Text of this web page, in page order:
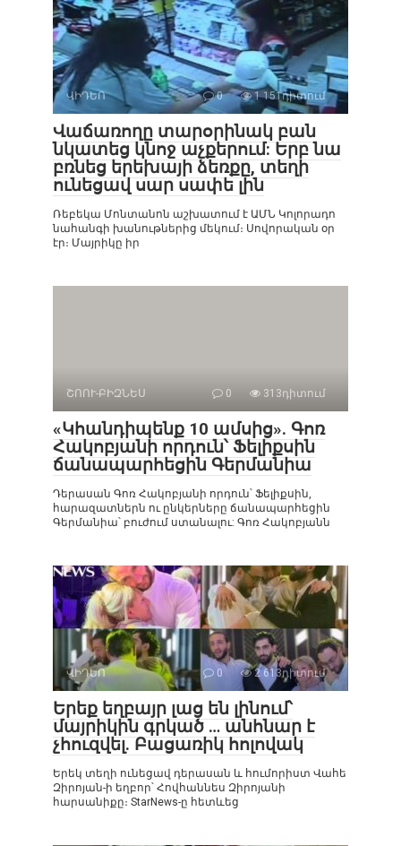
ՎԻԴԵՈ 0 1 151դիտում
Վաճառողը տարօրինակ բան
նկատեց կնոջ աչքերում: Երբ նա
բռնեց երեխայի ձեռքը, տեղի
ունեցավ սար սափե լին
Ռեբեկա Մոնտանոն աշխատում է ԱՄՆ Կոլորադո
նահանգի խանութներից մեկում։ Սովորական օր
էր։ Մայրիկը իր
ՇՈՈՒ-ԲԻԶՆԵՍ 0 313դիտում
«Կհանդիպենք 10 ամսից». Գոռ
Հակոբյանի որդուն՝ Ֆելիքսին
ճանապարհեցին Գերմանիա
Դերասան Գոռ Հակոբյանի որդուն՝ Ֆելիքսին,
հարազատներն ու ընկերները ճանապարհեցին
Գերմանիա՝ բուժում ստանալու: Գոռ Հակոբյանն
ՎԻԴԵՈ 0 2 613դիտում
Երեք եղբայր լաց են լինում՝
մայրիկին գրկած … անհնար է
չհուզվել. Բացառիկ հոլովակ
Երեկ տեղի ունեցավ դերասան և հումորիստ Վահե
Զիրոյան-ի եղբոր՝ Հովհաննես Զիրոյանի
հարսանիքը։ StarNews-ը հետևեց